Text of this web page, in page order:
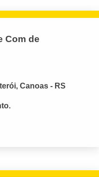
Com de
Canoas - RS